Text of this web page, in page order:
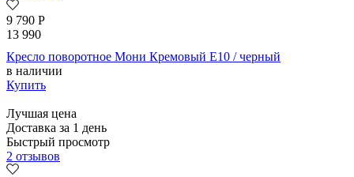
9 790 Р
13 990
Кресло поворотное Мони Кремовый E10 / черный
в наличии
Купить
Лучшая цена
Доставка за 1 день
Быстрый просмотр
2 отзывов